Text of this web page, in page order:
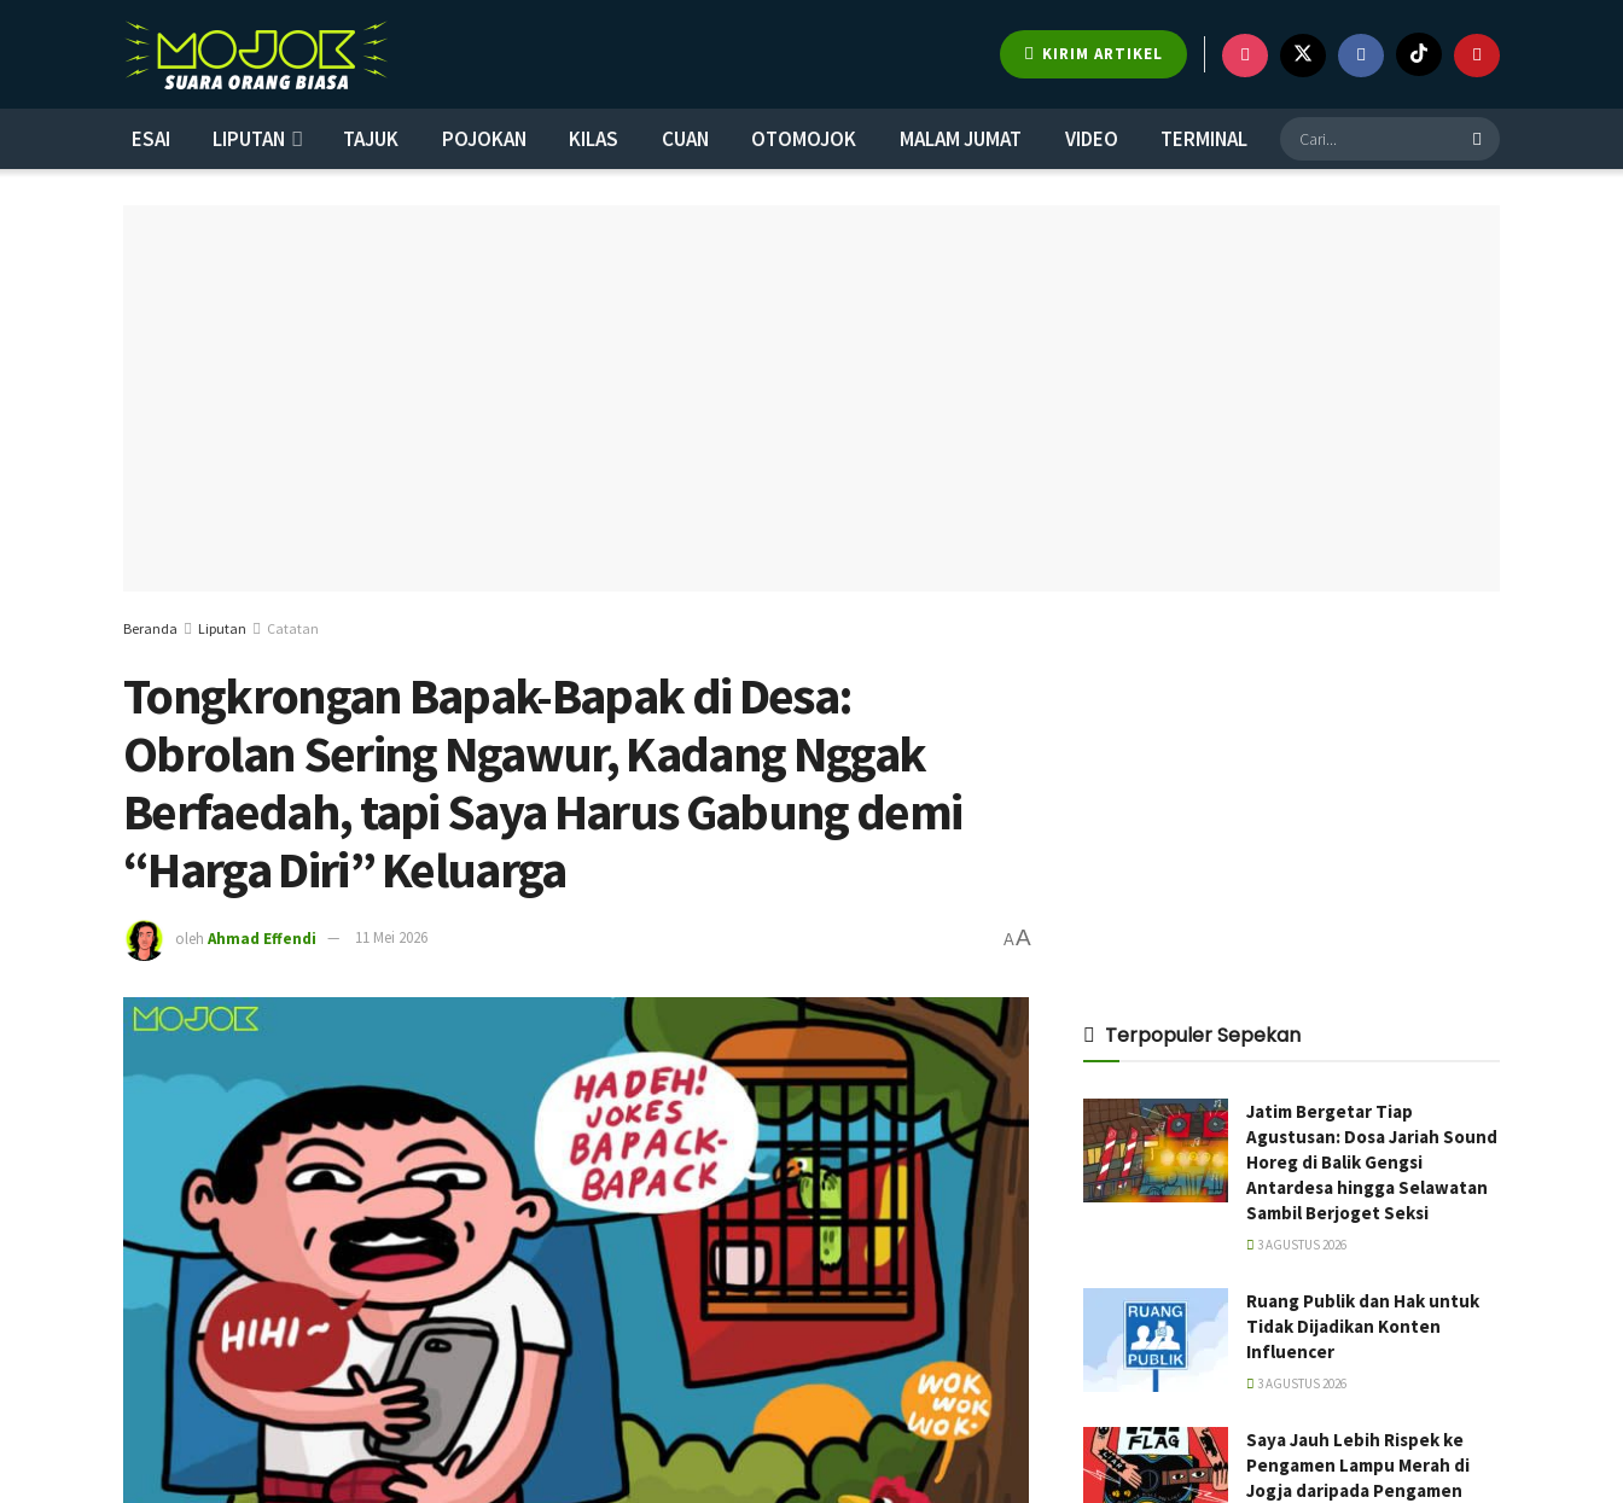
KIRIM ARTIKEL
ESAI LIPUTAN TAJUK POJOKAN KILAS CUAN OTOMOJOK MALAM JUMAT VIDEO TERMINAL
Beranda Liputan Catatan
Tongkrongan Bapak-Bapak di Desa:
Obrolan Sering Ngawur, Kadang Nggak
Berfaedah, tapi Saya Harus Gabung demi
“Harga Diri” Keluarga
oleh Ahmad Effendi 11 Mei 2026 AA
Terpopuler Sepekan
Jatim Bergetar Tiap
Agustusan: Dosa Jariah Sound
Horeg di Balik Gengsi
Antardesa hingga Selawatan
Sambil Berjoget Seksi
3 AGUSTUS 2026
Ruang Publik dan Hak untuk
Tidak Dijadikan Konten
Influencer
3 AGUSTUS 2026
Saya Jauh Lebih Rispek ke
Pengamen Lampu Merah di
Jogja daripada Pengamen